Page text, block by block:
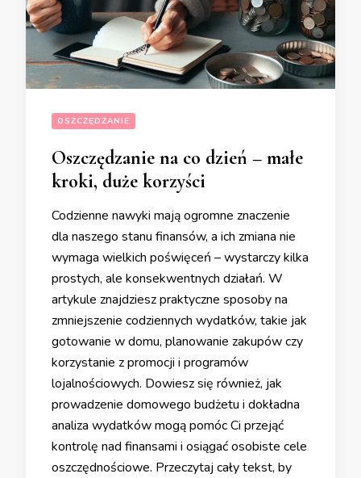
OSZCZĘDZANIE
Oszczędzanie na co dzień – małe
kroki, duże korzyści
Codzienne nawyki mają ogromne znaczenie
dla naszego stanu finansów, a ich zmiana nie
wymaga wielkich poświęceń – wystarczy kilka
prostych, ale konsekwentnych działań. W
artykule znajdziesz praktyczne sposoby na
zmniejszenie codziennych wydatków, takie jak
gotowanie w domu, planowanie zakupów czy
korzystanie z promocji i programów
lojalnościowych. Dowiesz się również, jak
prowadzenie domowego budżetu i dokładna
analiza wydatków mogą pomóc Ci przejąć
kontrolę nad finansami i osiągać osobiste cele
oszczędnościowe. Przeczytaj cały tekst, by